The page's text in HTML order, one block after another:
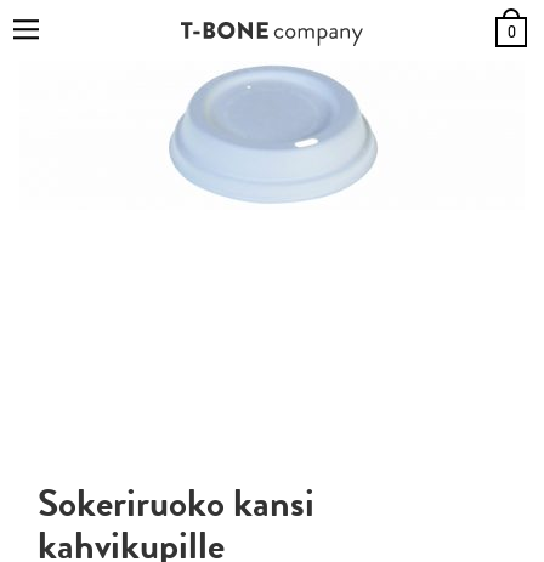
0
Sokeriruoko kansi
kahvikupille